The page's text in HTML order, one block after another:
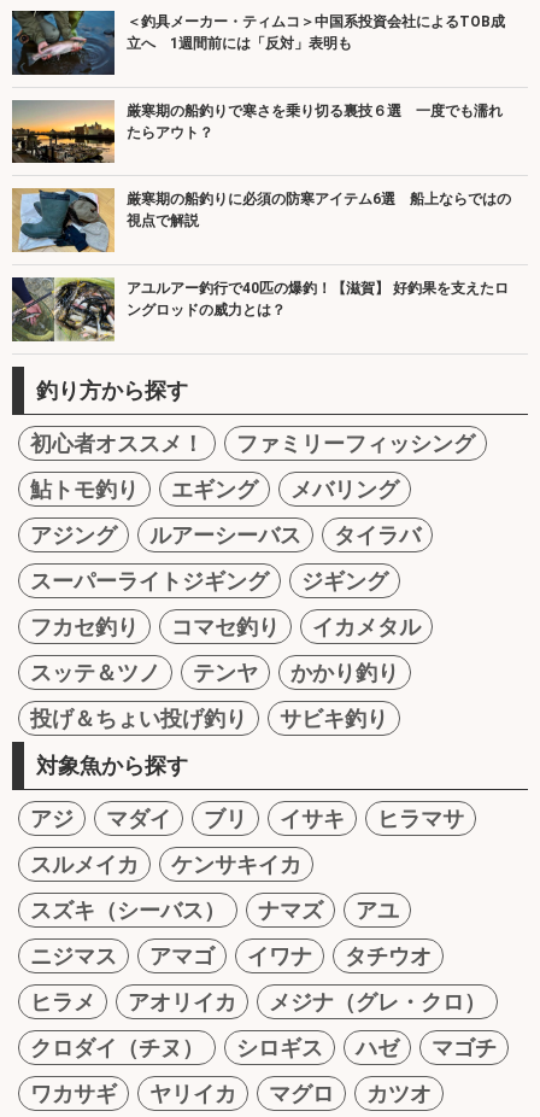
＜釣具メーカー・ティムコ＞中国系投資会社によるTOB成
立へ 1週間前には「反対」表明も
厳寒期の船釣りで寒さを乗り切る裏技６選 一度でも濡れ
たらアウト？
厳寒期の船釣りに必須の防寒アイテム6選 船上ならではの
視点で解説
アユルアー釣行で40匹の爆釣！【滋賀】 好釣果を支えたロ
ングロッドの威力とは？
釣り方から探す
初心者オススメ！
ファミリーフィッシング
鮎トモ釣り
エギング
メバリング
アジング
ルアーシーバス
タイラバ
スーパーライトジギング
ジギング
フカセ釣り
コマセ釣り
イカメタル
スッテ＆ツノ
テンヤ
かかり釣り
投げ＆ちょい投げ釣り
サビキ釣り
対象魚から探す
アジ マダイ ブリ イサキ
ヒラマサ
スルメイカ
ケンサキイカ
スズキ（シーバス）
ナマズ
アユ
ニジマス
アマゴ イワナ
タチウオ
ヒラメ
アオリイカ
メジナ（グレ・クロ）
クロダイ（チヌ）
シロギス ハゼ
マゴチ
ワカサギ
ヤリイカ マグロ
カツオ